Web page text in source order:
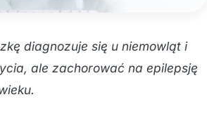
diagnozuje się u niemowląt i
ale zachorować na epilepsję